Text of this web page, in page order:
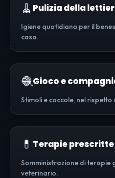
🧹 Pulizia della
Igiene quotidiana per il
casa.
🧶Gioco e
Stimoli e coccole, nel
💊 Terapie prescritte
Somministrazione di terapie
veterinario.